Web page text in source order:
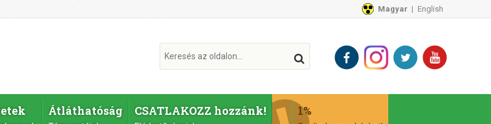
Magyar English
Átláthatóság CSATLAKOZZ hozzánk! 1%